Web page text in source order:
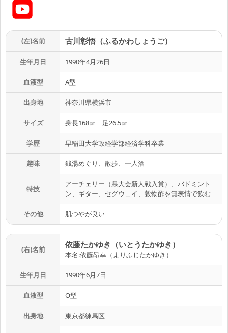
(左)名前 古川彰悟（ふるかわしょうご）
生年月日 1990年4月26日
血液型 A型
出身地 神奈川県横浜市
サイズ 身長168㎝ 足26.5㎝
学歴 早稲田大学政経学部経済学科卒業
趣味 銭湯めぐり、散歩、一人酒
特技
アーチェリー（県大会新人戦入賞）、バドミント
ン、ギター、セグウェイ、穀物酢を無表情で飲む
その他 肌つやが良い
(右)名前 依藤たかゆき（いとうたかゆき）
本名:依藤昂幸（よりふじたかゆき）
生年月日 1990年6月7日
血液型 O型
出身地 東京都練馬区